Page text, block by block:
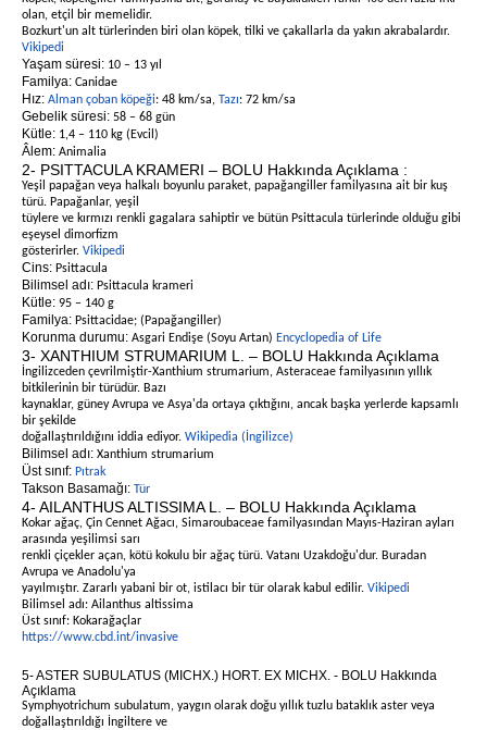
olan, etçil bir memelidir.
Bozkurt'un alt türlerinden biri olan köpek, tilki ve çakallarla da yakın akrabalardır.
Vikipedi
Yaşam süresi: 10 – 13 yıl
Familya: Canidae
Hız: Alman çoban köpeği: 48 km/sa, Tazı: 72 km/sa
Gebelik süresi: 58 – 68 gün
Kütle: 1,4 – 110 kg (Evcil)
Âlem: Animalia
2- PSITTACULA KRAMERI – BOLU Hakkında Açıklama :
Yeşil papağan veya halkalı boyunlu paraket, papağangiller familyasına ait bir kuş
türü. Papağanlar, yeşil
tüylere ve kırmızı renkli gagalara sahiptir ve bütün Psittacula türlerinde olduğu gibi
eşeysel dimorfizm
gösterirler. Vikipedi
Cins: Psittacula
Bilimsel adı: Psittacula krameri
Kütle: 95 – 140 g
Familya: Psittacidae; (Papağangiller)
Korunma durumu: Asgari Endişe (Soyu Artan) Encyclopedia of Life
3- XANTHIUM STRUMARIUM L. – BOLU Hakkında Açıklama
İngilizceden çevrilmiştir-Xanthium strumarium, Asteraceae familyasının yıllık
bitkilerinin bir türüdür. Bazı
kaynaklar, güney Avrupa ve Asya'da ortaya çıktığını, ancak başka yerlerde kapsamlı
bir şekilde
doğallaştırıldığını iddia ediyor. Wikipedia (İngilizce)
Bilimsel adı: Xanthium strumarium
Üst sınıf: Pıtrak
Takson Basamağı: Tür
4- AILANTHUS ALTISSIMA L. – BOLU Hakkında Açıklama
Kokar ağaç, Çin Cennet Ağacı, Simaroubaceae familyasından Mayıs-Haziran ayları
arasında yeşilimsi sarı
renkli çiçekler açan, kötü kokulu bir ağaç türü. Vatanı Uzakdoğu'dur. Buradan
Avrupa ve Anadolu'ya
yayılmıştır. Zararlı yabani bir ot, istilacı bir tür olarak kabul edilir. Vikipedi
Bilimsel adı: Ailanthus altissima
Üst sınıf: Kokarağaçlar
https://www.cbd.int/invasive
5- ASTER SUBULATUS (MICHX.) HORT. EX MICHX. - BOLU Hakkında
Açıklama
Symphyotrichum subulatum, yaygın olarak doğu yıllık tuzlu bataklık aster veya
doğallaştırıldığı İngiltere ve